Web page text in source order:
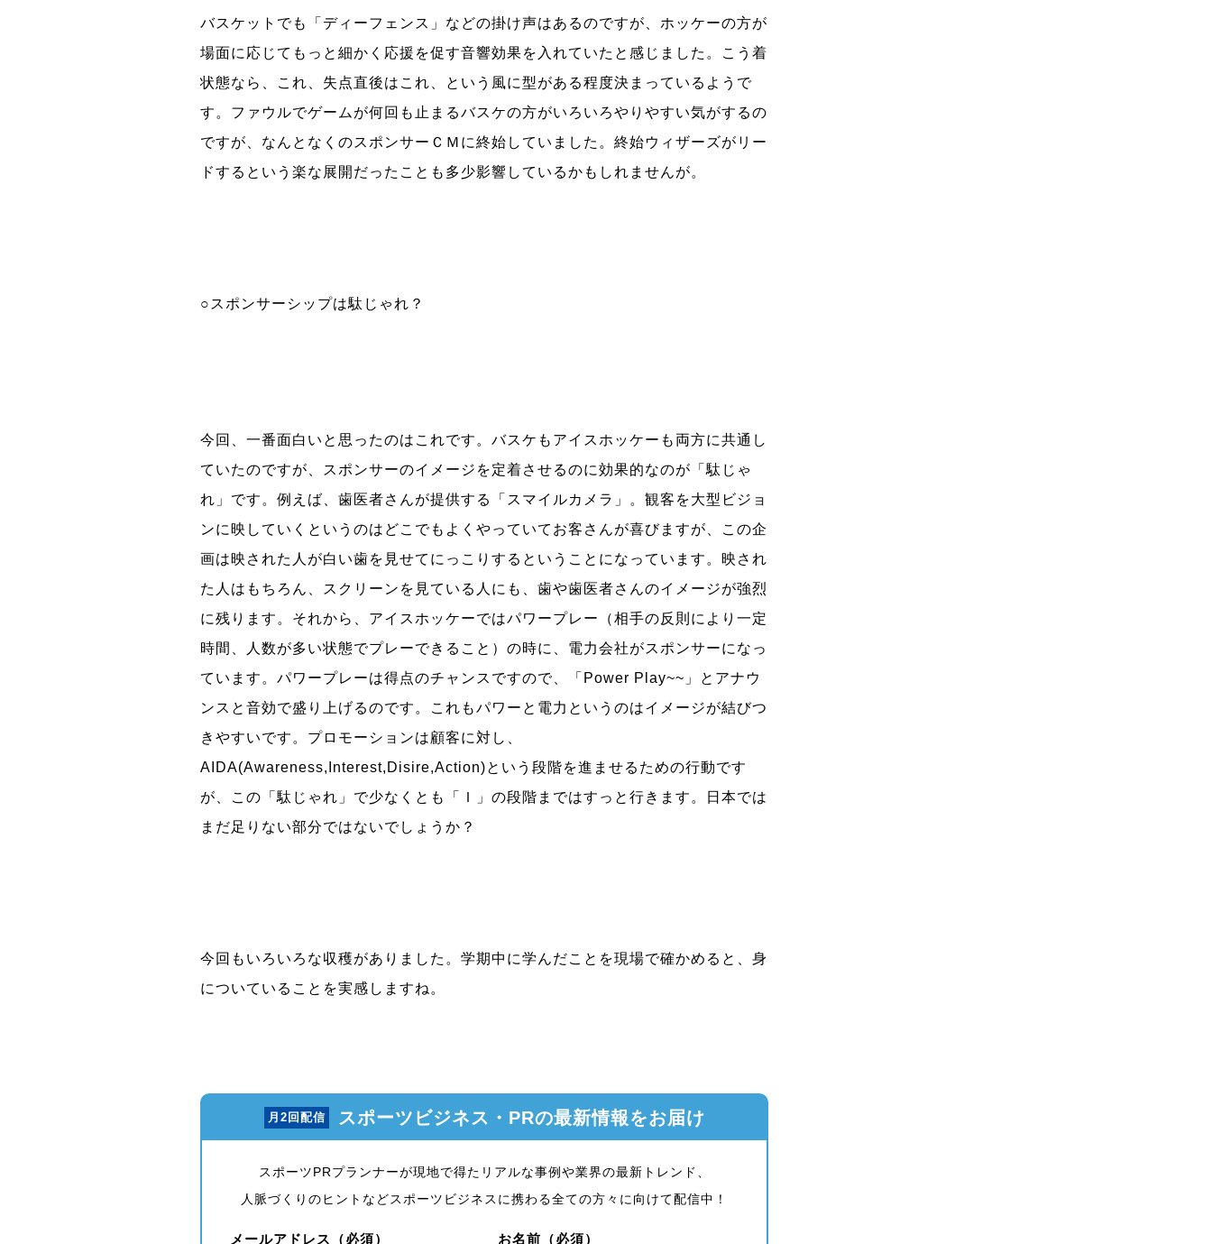
バスケットでも「ディーフェンス」などの掛け声はあるのですが、ホッケーの方が
場面に応じてもっと細かく応援を促す音響効果を入れていたと感じました。こう着
状態なら、これ、失点直後はこれ、という風に型がある程度決まっているようで
す。ファウルでゲームが何回も止まるバスケの方がいろいろやりやすい気がするの
ですが、なんとなくのスポンサーＣＭに終始していました。終始ウィザーズがリー
ドするという楽な展開だったことも多少影響しているかもしれませんが。
○スポンサーシップは駄じゃれ？
今回、一番面白いと思ったのはこれです。バスケもアイスホッケーも両方に共通し
ていたのですが、スポンサーのイメージを定着させるのに効果的なのが「駄じゃ
れ」です。例えば、歯医者さんが提供する「スマイルカメラ」。観客を大型ビジョ
ンに映していくというのはどこでもよくやっていてお客さんが喜びますが、この企
画は映された人が白い歯を見せてにっこりするということになっています。映され
た人はもちろん、スクリーンを見ている人にも、歯や歯医者さんのイメージが強烈
に残ります。それから、アイスホッケーではパワープレー（相手の反則により一定
時間、人数が多い状態でプレーできること）の時に、電力会社がスポンサーになっ
ています。パワープレーは得点のチャンスですので、「Power Play~~」とアナウ
ンスと音効で盛り上げるのです。これもパワーと電力というのはイメージが結びつ
きやすいです。プロモーションは顧客に対し、
AIDA(Awareness,Interest,Disire,Action)という段階を進ませるための行動です
が、この「駄じゃれ」で少なくとも「Ｉ」の段階まではすっと行きます。日本では
まだ足りない部分ではないでしょうか？
今回もいろいろな収穫がありました。学期中に学んだことを現場で確かめると、身
についていることを実感しますね。
月2回配信 スポーツビジネス・PRの最新情報をお届け
スポーツPRプランナーが現地で得たリアルな事例や業界の最新トレンド、
人脈づくりのヒントなどスポーツビジネスに携わる全ての方々に向けて配信中！
メールアドレス（必須） お名前（必須）